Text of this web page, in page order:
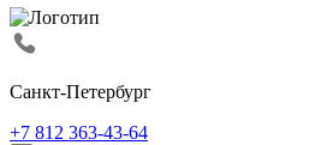
Санкт-Петербург
+7 812 363-43-64